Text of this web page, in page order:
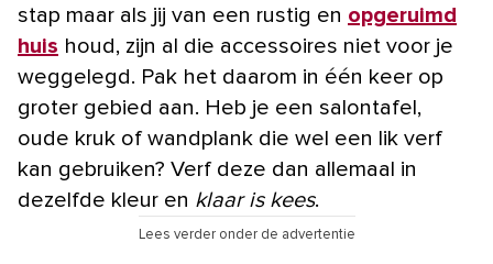
stap maar als jij van een rustig en opgeruimd
huis houd, zijn al die accessoires niet voor je
weggelegd. Pak het daarom in één keer op
groter gebied aan. Heb je een salontafel,
oude kruk of wandplank die wel een lik verf
kan gebruiken? Verf deze dan allemaal in
dezelfde kleur en klaar is kees.
Lees verder onder de advertentie